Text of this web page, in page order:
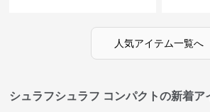
人気アイテム一覧へ
シュラフシュラフ コンパクトの新着ア